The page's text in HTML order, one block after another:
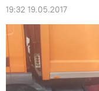
19:32 19.05.2017